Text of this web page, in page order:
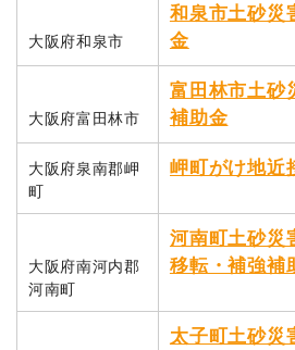
大阪府和泉市
和泉市土砂災
金
大阪府富田林市
富田林市土砂
補助金
大阪府泉南郡岬
町
岬町がけ地近
大阪府南河内郡
河南町
河南町土砂災
移転・補強補
太子町土砂災